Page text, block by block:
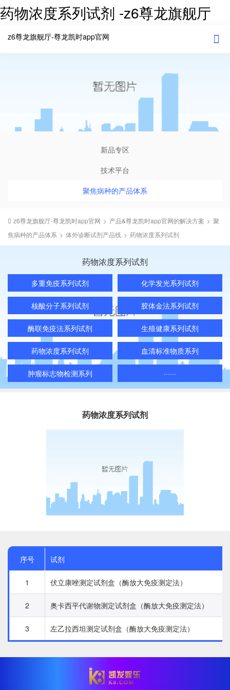
药物浓度系列试剂 -z6尊龙旗舰厅
z6尊龙旗舰厅-尊龙凯时app官网
新品专区
技术平台
聚焦病种的产品体系
z6尊龙旗舰厅-尊龙凯时app官网 > 产品&尊龙凯时app官网的解决方案 > 聚
焦病种的产品体系 > 体外诊断试剂产品线 > 药物浓度系列试剂
药物浓度系列试剂
多重免疫系列试剂 化学发光系列试剂
核酸分子系列试剂 胶体金法系列试剂
酶联免疫法系列试剂 生殖健康系列试剂
药物浓度系列试剂 血清标准物质系列
肿瘤标志物检测系列 ······
药物浓度系列试剂
序号 试剂
1 伏立康唑测定试剂盒（酶放大免疫测定法）
2 奥卡西平代谢物测定试剂盒（酶放大免疫测定法）
3 左乙拉西坦测定试剂盒（酶放大免疫测定法）